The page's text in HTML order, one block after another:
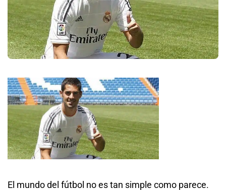
El mundo del fútbol no es tan simple como parece.